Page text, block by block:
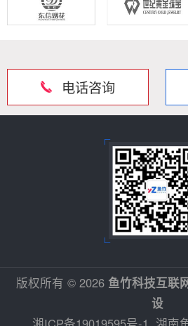
电话咨询
版权所有 © 2026 鱼竹科技互联
设